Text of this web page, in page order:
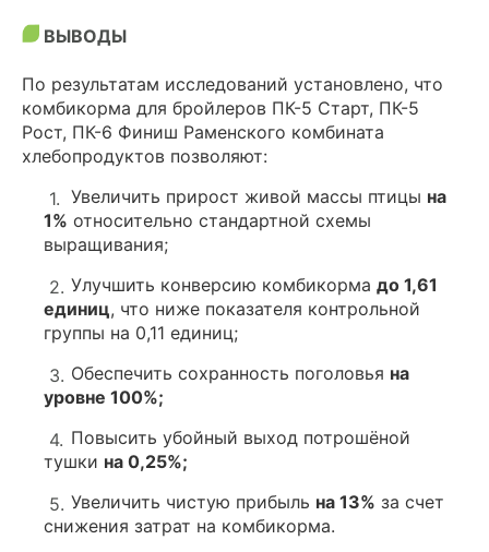
ВЫВОДЫ
По результатам исследований установлено, что
комбикорма для бройлеров ПК-5 Старт, ПК-5
Рост, ПК-6 Финиш Раменского комбината
хлебопродуктов позволяют:
Увеличить прирост живой массы птицы на
1% относительно стандартной схемы
выращивания;
Улучшить конверсию комбикорма до 1,61
единиц, что ниже показателя контрольной
группы на 0,11 единиц;
Обеспечить сохранность поголовья на
уровне 100%;
Повысить убойный выход потрошёной
тушки на 0,25%;
Увеличить чистую прибыль на 13% за счет
снижения затрат на комбикорма.